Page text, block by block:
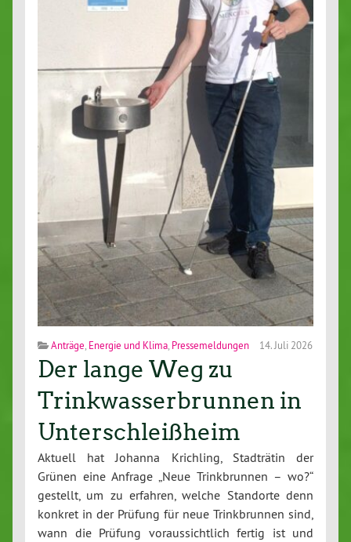
Anträge Energie und Klima Pressemeldungen 14. Juli 2026
Der lange Weg zu
Trinkwasserbrunnen in
Unterschleißheim
Aktuell hat Johanna Krichling, Stadträtin der
Grünen eine Anfrage „Neue Trinkbrunnen – wo?“
gestellt, um zu erfahren, welche Standorte denn
konkret in der Prüfung für neue Trinkbrunnen sind,
wann die Prüfung voraussichtlich fertig ist und